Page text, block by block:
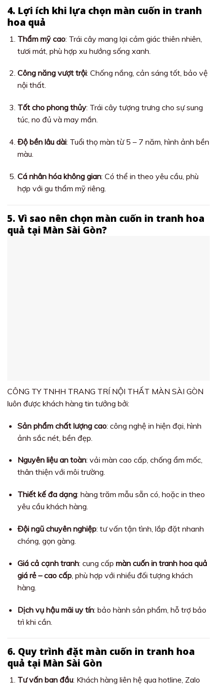
4. Lợi ích khi lựa chọn màn cuốn in tranh
hoa quả
Thẩm mỹ cao: Trái cây mang lại cảm giác thiên nhiên,
tươi mát, phù hợp xu hướng sống xanh.
Công năng vượt trội: Chống nắng, cản sáng tốt, bảo vệ
nội thất.
Tốt cho phong thủy: Trái cây tượng trưng cho sự sung
túc, no đủ và may mắn.
Độ bền lâu dài: Tuổi thọ màn từ 5 – 7 năm, hình ảnh bền
màu.
Cá nhân hóa không gian: Có thể in theo yêu cầu, phù
hợp với gu thẩm mỹ riêng.
5. Vì sao nên chọn màn cuốn in tranh hoa
quả tại Màn Sài Gòn?
CÔNG TY TNHH TRANG TRÍ NỘI THẤT MÀN SÀI GÒN
luôn được khách hàng tin tưởng bởi:
Sản phẩm chất lượng cao: công nghệ in hiện đại, hình
ảnh sắc nét, bền đẹp.
Nguyên liệu an toàn: vải màn cao cấp, chống ẩm mốc,
thân thiện với môi trường.
Thiết kế đa dạng: hàng trăm mẫu sẵn có, hoặc in theo
yêu cầu khách hàng.
Đội ngũ chuyên nghiệp: tư vấn tận tình, lắp đặt nhanh
chóng, gọn gàng.
Giá cả cạnh tranh: cung cấp màn cuốn in tranh hoa quả
giá rẻ – cao cấp, phù hợp với nhiều đối tượng khách
hàng.
Dịch vụ hậu mãi uy tín: bảo hành sản phẩm, hỗ trợ bảo
trì khi cần.
6. Quy trình đặt màn cuốn in tranh hoa
quả tại Màn Sài Gòn
Tư vấn ban đầu: Khách hàng liên hệ qua hotline, Zalo